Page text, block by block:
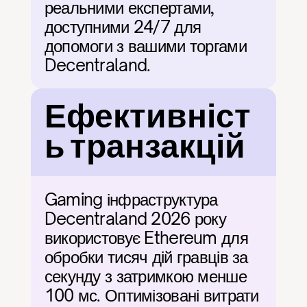
реальними експертами,
доступними 24/7 для
допомоги з вашими торгами
Decentraland.
Ефективніст
ь транзакцій
Gaming інфраструктура
Decentraland 2026 року
використовує Ethereum для
обробки тисяч дій гравців за
секунду з затримкою менше
100 мс. Оптимізовані витрати